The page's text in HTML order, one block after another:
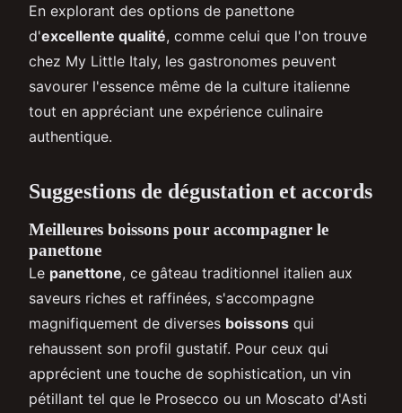
En explorant des options de panettone
d'excellente qualité, comme celui que l'on trouve
chez My Little Italy, les gastronomes peuvent
savourer l'essence même de la culture italienne
tout en appréciant une expérience culinaire
authentique.
Suggestions de dégustation et accords
Meilleures boissons pour accompagner le
panettone
Le panettone, ce gâteau traditionnel italien aux
saveurs riches et raffinées, s'accompagne
magnifiquement de diverses boissons qui
rehaussent son profil gustatif. Pour ceux qui
apprécient une touche de sophistication, un vin
pétillant tel que le Prosecco ou un Moscato d'Asti